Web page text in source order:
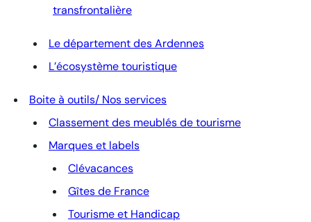
transfrontalière
Le département des Ardennes
L’écosystème touristique
Boite à outils/ Nos services
Classement des meublés de tourisme
Marques et labels
Clévacances
Gîtes de France
Tourisme et Handicap